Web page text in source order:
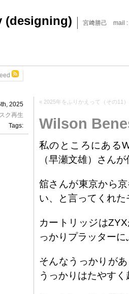
(designing) 宮﨑勝己 mail :
2025
ク再生
Tags:
« 2025年をふりかえって（その11）
Wilson
私のところにある
（早瀬文雄）さん
舘さんが東京から
い、と言ってくれた
カートリッジは
っかりプラッター
そんなうっかりが
うっかりはたやす